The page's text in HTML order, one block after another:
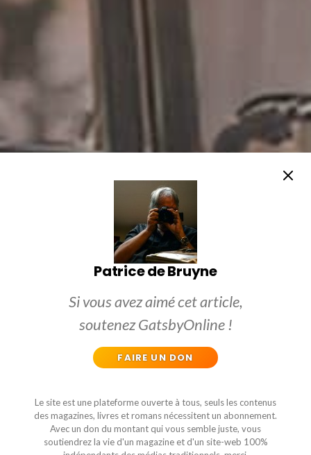
Patrice de Bruyne
Si vous avez aimé cet article,
soutenez GatsbyOnline !
FAIRE UN DON
Le site est une plateforme ouverte à tous, seuls les contenus
des magazines, livres et romans nécessitent un abonnement.
Avec un don du montant qui vous semble juste, vous
soutiendrez la vie d'un magazine et d'un site-web 100%